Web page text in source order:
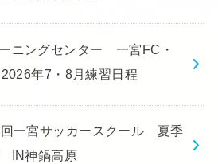
ーニングセンター 一宮FC・
年7・8月練習日程
一宮サッカースクール 夏季
IN神鍋高原